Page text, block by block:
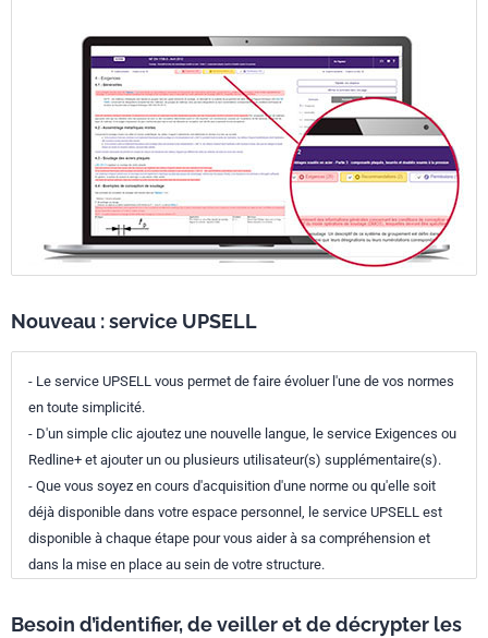
Nouveau : service UPSELL
- Le service UPSELL vous permet de faire évoluer l'une de vos normes
en toute simplicité.
- D'un simple clic ajoutez une nouvelle langue, le service Exigences ou
Redline+ et ajouter un ou plusieurs utilisateur(s) supplémentaire(s).
- Que vous soyez en cours d'acquisition d'une norme ou qu'elle soit
déjà disponible dans votre espace personnel, le service UPSELL est
disponible à chaque étape pour vous aider à sa compréhension et
dans la mise en place au sein de votre structure.
Besoin d’identifier, de veiller et de décrypter les